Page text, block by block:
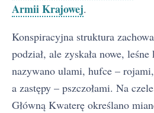
Armii Krajowej.
Konspiracyjna struktura
podział, ale zyskała nowe,
nazywano ulami, hufce –
a zastępy – pszczołami. Na
Główną Kwaterę określano